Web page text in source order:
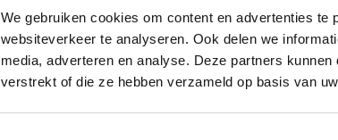
We gebruiken cookies om content en advertenties
websiteverkeer te analyseren. Ook delen we
media, adverteren en analyse. Deze partners
verstrekt of die ze hebben verzameld op basis van
Blauw